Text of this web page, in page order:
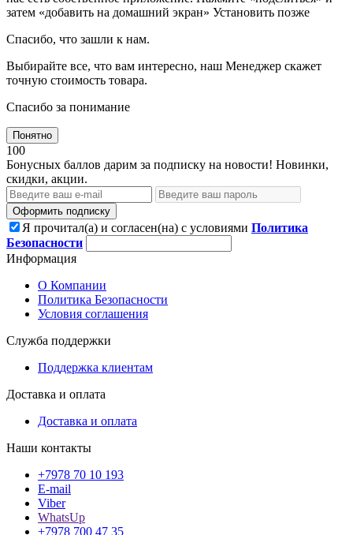
затем «добавить на домашний экран» Установить позже
Спасибо, что зашли к нам.
Выбирайте все, что вам интересно, наш Менеджер скажет
точную стоимость товара.
Спасибо за понимание
Понятно
100
Бонусных баллов дарим за подписку на новости! Новинки,
скидки, акции.
Оформить подписку
Я прочитал(а) и согласен(на) с условиями Политика
Безопасности
Информация
О Компании
Политика Безопасности
Условия соглашения
Служба поддержки
Поддержка клиентам
Доставка и оплата
Доставка и оплата
Наши контакты
+7978 70 10 193
E-mail
Viber
WhatsUp
+7978 700 47 35